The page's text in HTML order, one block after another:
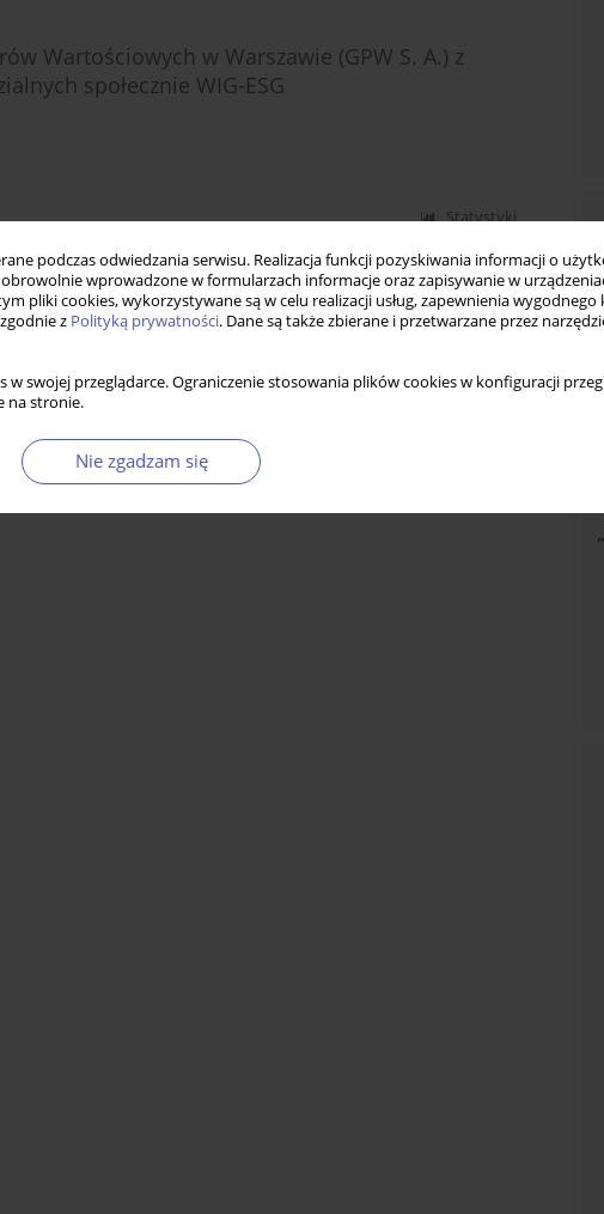
podczas odwiedzania serwisu. Realizacja funkcji pozyskiwania informacji o
wprowadzone w formularzach informacje oraz zapisywanie w
pliki cookies, wykorzystywane są w celu realizacji usług, zapewnienia
z Polityką prywatności. Dane są także zbierane i przetwarzane przez
w swojej przeglądarce. Ograniczenie stosowania plików cookies w konfiguracji
na stronie.
Nie zgadzam się
Wartościowych w Warszawie (GPW S. A.) z
społecznie WIG-ESG
Statystyki
– analiza wybranych determinant